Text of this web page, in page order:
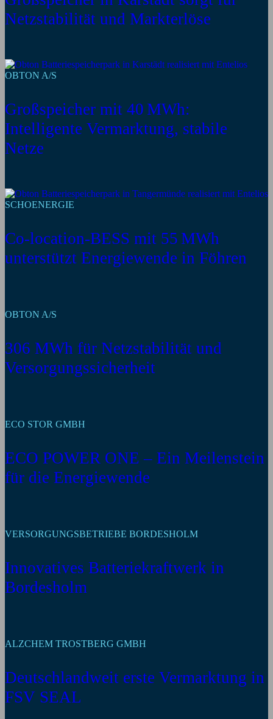
Netzstabilität und Markterlöse
OBTON A/S
Großspeicher mit 40 MWh:
Intelligente Vermarktung, stabile
Netze
SCHOENERGIE
Co-location-BESS mit 55 MWh
unterstützt Energiewende in Föhren
OBTON A/S
306 MWh für Netzstabilität und
Versorgungssicherheit
ECO STOR GMBH
ECO POWER ONE – Ein Meilenstein
für die Energiewende
VERSORGUNGSBETRIEBE BORDESHOLM
Innovatives Batteriekraftwerk in
Bordesholm
ALZCHEM TROSTBERG GMBH
Deutschlandweit erste Vermarktung in
FSV SEAL